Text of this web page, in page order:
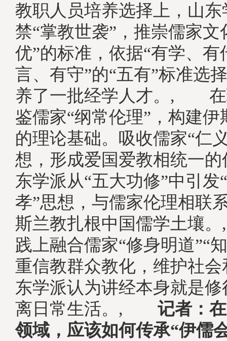
教职人员培养选择上，山
禁“掌教世袭”，推崇儒家文
优”的标准，依据“有学、
言、有守”的“五有”标准选
养了一批经学人才。, 在
鉴儒家“纲常伦理”，构建
的理论基础。吸收儒家“仁
想，形成爱国爱教相统一
东学派从“五大功修”中引发
孝”思想，与儒家伦理相联
斯兰教扎根中国儒学土
践上融合儒家“修身明道”“
重信教群众教化，维护社
东学派认为讲经本身就是
离日常生活。, 记者：
领域，应该如何传承“伊儒